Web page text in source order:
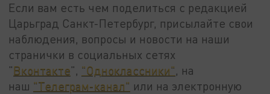
Если вам есть чем поделиться с редакцией
Царьград Санкт-Петербург, присылайте свои
наблюдения, вопросы и новости на наши
странички в социальных сетях
"Вконтакте", "Одноклассники", на
наш "Телеграм-канал" или на электронную